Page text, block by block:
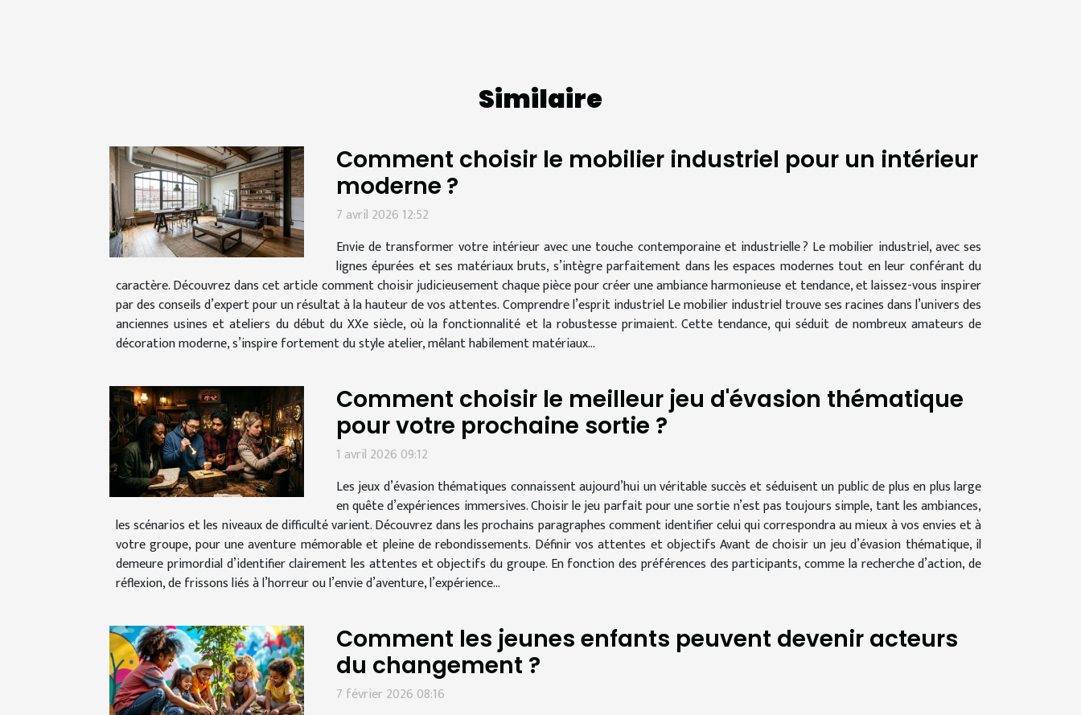
Similaire
Comment choisir le mobilier industriel pour un intérieur
moderne ?
7 avril 2026 12:52
Envie de transformer votre intérieur avec une touche contemporaine et industrielle ? Le mobilier industriel, avec ses
lignes épurées et ses matériaux bruts, s’intègre parfaitement dans les espaces modernes tout en leur conférant du
caractère. Découvrez dans cet article comment choisir judicieusement chaque pièce pour créer une ambiance harmonieuse et tendance, et laissez-vous inspirer
par des conseils d’expert pour un résultat à la hauteur de vos attentes. Comprendre l’esprit industriel Le mobilier industriel trouve ses racines dans l’univers des
anciennes usines et ateliers du début du XXe siècle, où la fonctionnalité et la robustesse primaient. Cette tendance, qui séduit de nombreux amateurs de
décoration moderne, s’inspire fortement du style atelier, mêlant habilement matériaux...
Comment choisir le meilleur jeu d'évasion thématique
pour votre prochaine sortie ?
1 avril 2026 09:12
Les jeux d’évasion thématiques connaissent aujourd’hui un véritable succès et séduisent un public de plus en plus large
en quête d’expériences immersives. Choisir le jeu parfait pour une sortie n’est pas toujours simple, tant les ambiances,
les scénarios et les niveaux de difficulté varient. Découvrez dans les prochains paragraphes comment identifier celui qui correspondra au mieux à vos envies et à
votre groupe, pour une aventure mémorable et pleine de rebondissements. Définir vos attentes et objectifs Avant de choisir un jeu d’évasion thématique, il
demeure primordial d’identifier clairement les attentes et objectifs du groupe. En fonction des préférences des participants, comme la recherche d’action, de
réflexion, de frissons liés à l’horreur ou l’envie d’aventure, l’expérience...
Comment les jeunes enfants peuvent devenir acteurs
du changement ?
7 février 2026 08:16